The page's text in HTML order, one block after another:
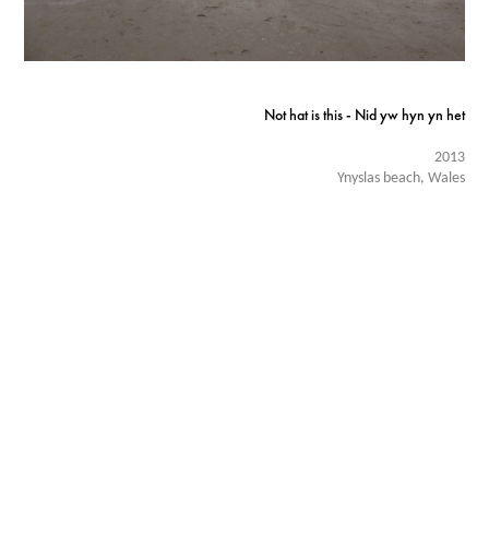
Not hat is this - Nid yw hyn yn het
2013
Ynyslas beach, Wales